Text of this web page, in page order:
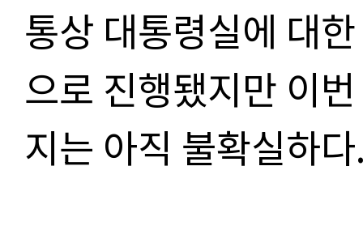
통상 대통령실에 대
으로 진행됐지만 이
지는 아직 불확실하다